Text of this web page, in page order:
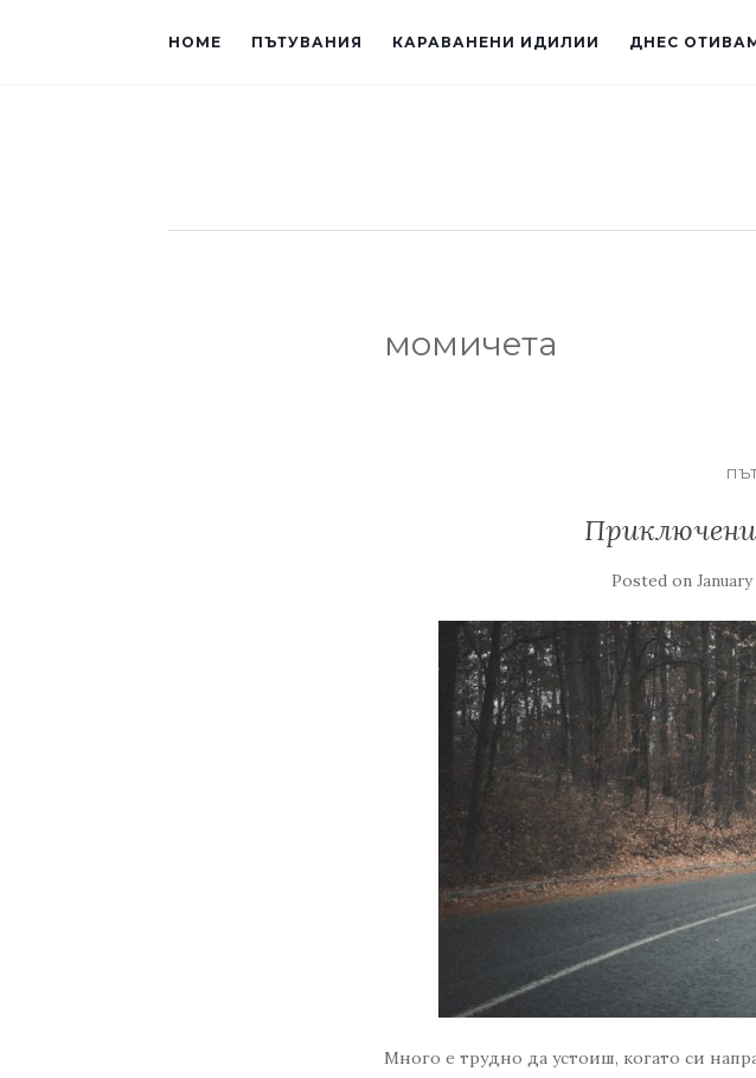
HOME ПЪТУВАНИЯ КАРАВАНЕНИ ИДИЛИИ ДНЕС
момичета
Posted on January
Много е трудно да устоиш, когато си